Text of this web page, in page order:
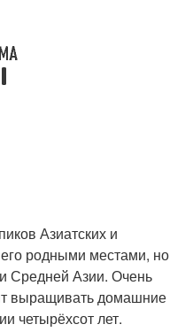
Азиатских и
родными местами, но
Средней Азии. Очень
выращивать домашние
четырёхсот лет.